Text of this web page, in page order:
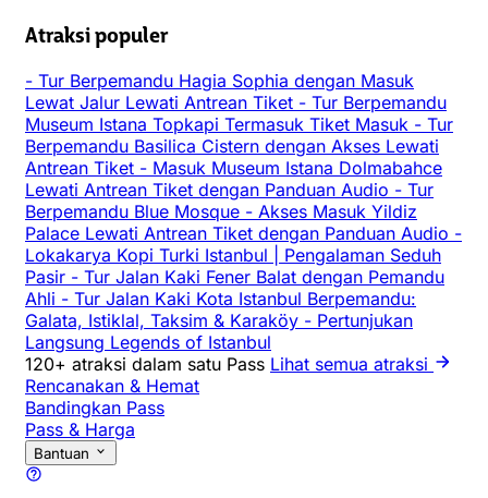
Atraksi populer
- Tur Berpemandu Hagia Sophia dengan Masuk
Lewat Jalur Lewati Antrean Tiket - Tur Berpemandu
Museum Istana Topkapi Termasuk Tiket Masuk - Tur
Berpemandu Basilica Cistern dengan Akses Lewati
Antrean Tiket - Masuk Museum Istana Dolmabahce
Lewati Antrean Tiket dengan Panduan Audio - Tur
Berpemandu Blue Mosque - Akses Masuk Yildiz
Palace Lewati Antrean Tiket dengan Panduan Audio -
Lokakarya Kopi Turki Istanbul | Pengalaman Seduh
Pasir - Tur Jalan Kaki Fener Balat dengan Pemandu
Ahli - Tur Jalan Kaki Kota Istanbul Berpemandu:
Galata, Istiklal, Taksim & Karaköy - Pertunjukan
Langsung Legends of Istanbul
120+ atraksi dalam satu Pass Lihat semua atraksi
Rencanakan & Hemat
Bandingkan Pass
Pass & Harga
Bantuan